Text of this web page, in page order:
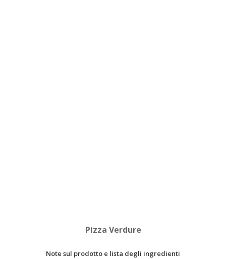
Pizza Verdure
Note sul prodotto e lista degli ingredienti